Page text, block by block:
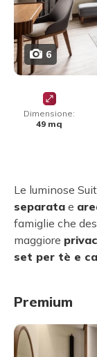
Dimensione:
49 mq
Le luminose
separata e
famiglie che
maggiore
set per tè e
6
Premium